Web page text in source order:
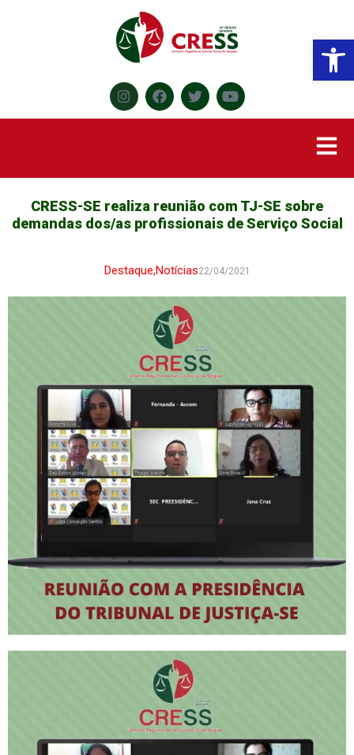
CRESS-SE realiza reunião com TJ-SE sobre
demandas dos/as profissionais de Serviço Social
Destaque,Notícias22/04/2021